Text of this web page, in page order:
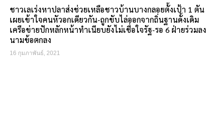
ชาวเลเร่งหาปลาส่งช่วยเหลือชาวบ้านบางกลอยตั้งเป้า 1 ตัน
เผยเข้าใจคนหัวอกเดียวกัน-ถูกขับไล่ออกจากถิ่นฐานดั้งเดิม
เครือข่ายปักหลักหน้าทำเนียบยังไม่เชื่อใจรัฐ-รอ 6 ฝ่ายร่วมลง
นามข้อตกลง
16 กุมภาพันธ์, 2021